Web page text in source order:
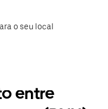
o seu local
entre